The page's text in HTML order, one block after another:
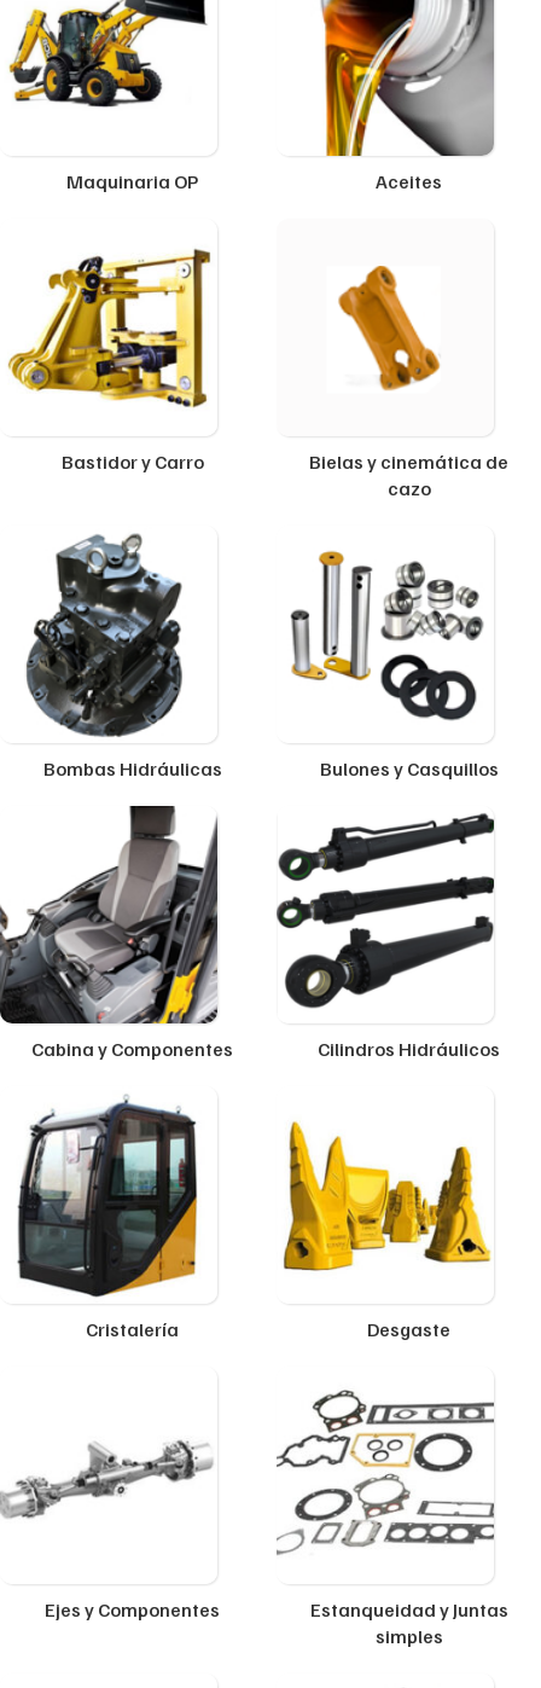
Maquinaria OP Aceites
Bastidor y Carro
Bielas y cinemática de
cazo
Bombas Hidráulicas Bulones y Casquillos
Cabina y Componentes Cilindros Hidráulicos
Cristalería Desgaste
Ejes y Componentes
Estanqueidad y Juntas
simples